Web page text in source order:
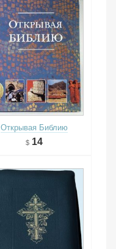
Открывая Библию
14